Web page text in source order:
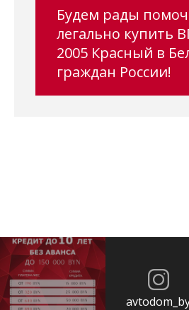
Будем рады
легально купить
2005 Красный в
граждан России!